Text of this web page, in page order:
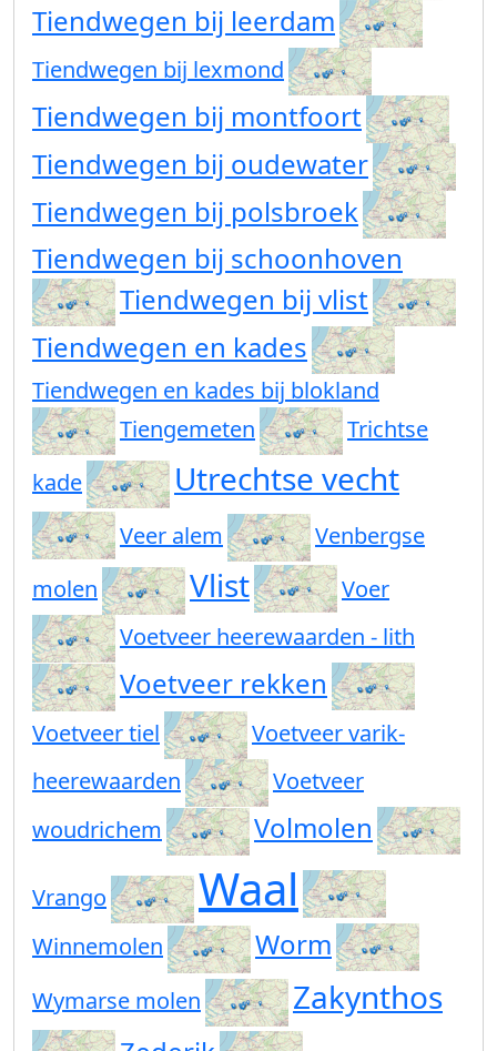
Tiendwegen bij leerdam
Tiendwegen bij lexmond
Tiendwegen bij montfoort
Tiendwegen bij oudewater
Tiendwegen bij polsbroek
Tiendwegen bij schoonhoven
Tiendwegen bij vlist
Tiendwegen en kades
Tiendwegen en kades bij blokland
Tiengemeten
Trichtse
kade
Utrechtse vecht
Veer alem
Venbergse
molen
Vlist
Voer
Voetveer heerewaarden - lith
Voetveer rekken
Voetveer tiel
Voetveer varik-
heerewaarden
Voetveer
woudrichem
Volmolen
Vrango Waal
Winnemolen Worm
Wymarse molen Zakynthos